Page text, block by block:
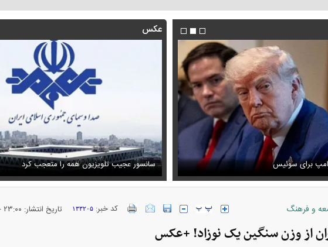
برای سوئیس
فیلم/ توصیه رهبر شهید درباره احتمال اسارت مجتبی
خامنه ای
عکس
نوه ناصرالدین شاه در لباس دامادی سانسور عجیب تلویزیون همه را متعجب کرد
و فرهنگ کد خبر:۱۳۳۲۰۵ تاریخ انتشار: ۲۳:۰۰ - ۱۶ آبان ۱۴۰۰
از وزن سنگین یک نوزاد! +عکس